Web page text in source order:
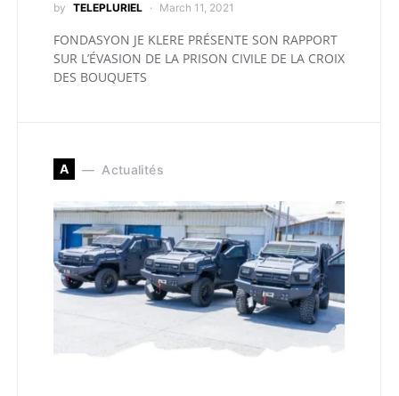
by TELEPLURIEL March 11, 2021
FONDASYON JE KLERE PRÉSENTE SON RAPPORT
SUR L’ÉVASION DE LA PRISON CIVILE DE LA CROIX
DES BOUQUETS
A Actualités